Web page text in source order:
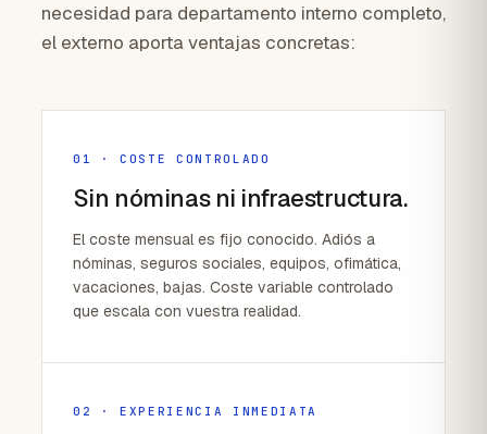
necesidad para departamento interno completo,
el externo aporta ventajas concretas:
01 · COSTE CONTROLADO
Sin nóminas ni infraestructura.
El coste mensual es fijo conocido. Adiós a
nóminas, seguros sociales, equipos, ofimática,
vacaciones, bajas. Coste variable controlado
que escala con vuestra realidad.
02 · EXPERIENCIA INMEDIATA